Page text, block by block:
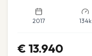
2017 134k
€ 13.940